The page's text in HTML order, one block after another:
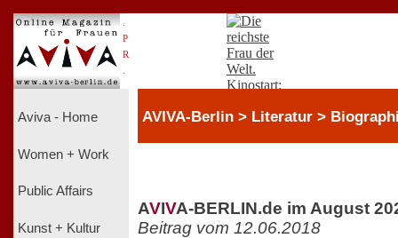
P
R
Aviva - Home
Women + Work
Public Affairs
Kunst + Kultur
AVIVA-Berlin > Literatur >
AVIVA-BERLIN.de im August
Beitrag vom 12.06.2018